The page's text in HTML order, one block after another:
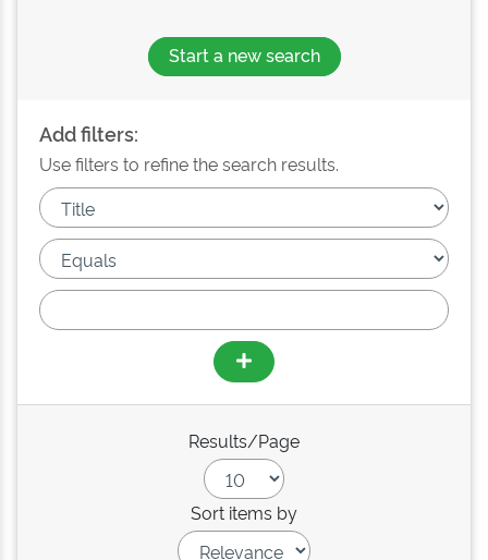
Start a new search
Add filters:
Use filters to refine the search results.
Results/Page
Sort items by